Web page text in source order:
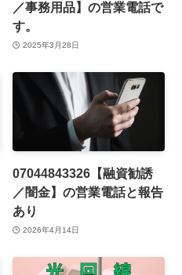
／事務用品】の営業電話で
す。
2025年3月28日
07044843326【融資勧誘
／闇金】の営業電話と報告
あり
2026年4月14日